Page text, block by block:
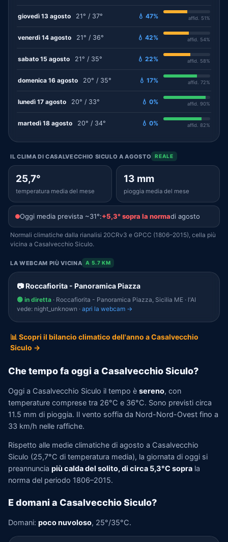
giovedì 13 agosto 21° / 37° 💧 47% affid. 51%
venerdì 14 agosto 21° / 36° 💧 42% affid. 54%
sabato 15 agosto 21° / 35° 💧 22% affid. 58%
domenica 16 agosto 20° / 35° 💧 17% affid. 72%
lunedì 17 agosto 20° / 33° 💧 0% affid. 90%
martedì 18 agosto 20° / 34° 💧 0% affid. 82%
IL CLIMA DI CASALVECCHIO SICULO A AGOSTO REALE
25,7°
temperatura media del mese
13 mm
pioggia media del mese
Oggi media prevista ~31°:+5,3° sopra la normadi agosto
Normali climatiche dalla rianalisi 20CRv3 e GPCC (1806–2015), cella più
vicina a Casalvecchio Siculo.
LA WEBCAM PIÙ VICINA A 5.7 KM
📷 Roccafiorita - Panoramica Piazza
🟢 in diretta · Roccafiorita - Panoramica Piazza, Sicilia ME · l'AI
vede: night_unknown · apri la webcam →
📊 Scopri il bilancio climatico dell'anno a Casalvecchio
Siculo →
Che tempo fa oggi a Casalvecchio Siculo?
Oggi a Casalvecchio Siculo il tempo è sereno, con
temperature comprese tra 26°C e 36°C. Sono previsti circa
11.5 mm di pioggia. Il vento soffia da Nord-Nord-Ovest fino a
33 km/h nelle raffiche.
Rispetto alle medie climatiche di agosto a Casalvecchio
Siculo (25,7°C di temperatura media), la giornata di oggi si
preannuncia più calda del solito, di circa 5,3°C sopra la
norma del periodo 1806–2015.
E domani a Casalvecchio Siculo?
Domani: poco nuvoloso, 25°/35°C.